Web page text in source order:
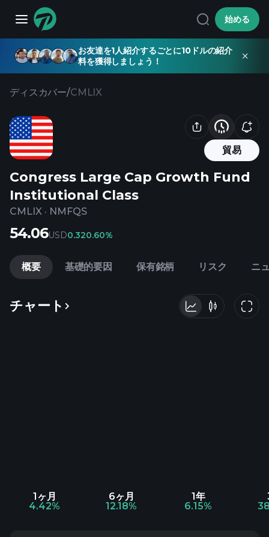
始める
お友達を1人紹介するごとに10ドルの紹介
料を獲得しましょう！
ディスカバー/CMLIX
貿易
Congress Large Cap Growth Fund
Institutional Class
CMLIX · NMFQS
54.06USD0.320.60%
概要 基礎的要因 保有銘柄 リスク ニ
チャート
1ヶ月
4.42%
6ヶ月
12.18%
1年
6.15%